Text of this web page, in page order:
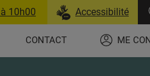
10h00 Accessibilité
CONTACT ME